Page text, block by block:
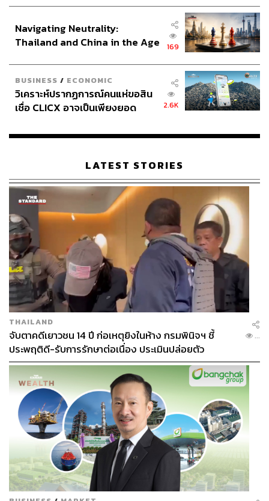
Navigating Neutrality:
Thailand and China in the Age
169
BUSINESS / ECONOMIC
วิเคราะห์ปรากฏการณ์คนแห่ขอสิน
เชื่อ CLICX อาจเป็นเพียงยอด
เรือนไทยที่ถูกซุกไว้
2.6K
LATEST STORIES
THAILAND
จับตาคดีเยาวชน 14 ปี ก่อเหตุยิงในห้าง กรมพินิจฯ ชี้
ประพฤติดี-รับการรักษาต่อเนื่อง ประเมินปล่อยตัว
...